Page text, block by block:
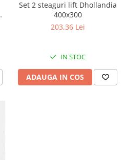
Set 2 steaguri lift Dhollandia
400x300
203,36 Lei
IN STOC
ADAUGA IN COS